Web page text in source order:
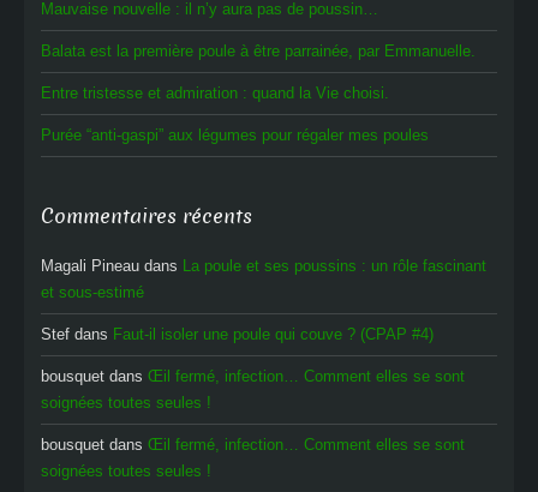
Mauvaise nouvelle : il n’y aura pas de poussin…
Balata est la première poule à être parrainée, par Emmanuelle.
Entre tristesse et admiration : quand la Vie choisi.
Purée “anti-gaspi” aux légumes pour régaler mes poules
Commentaires récents
Magali Pineau dans La poule et ses poussins : un rôle fascinant
et sous-estimé
Stef dans Faut-il isoler une poule qui couve ? (CPAP #4)
bousquet dans Œil fermé, infection… Comment elles se sont
soignées toutes seules !
bousquet dans Œil fermé, infection… Comment elles se sont
soignées toutes seules !